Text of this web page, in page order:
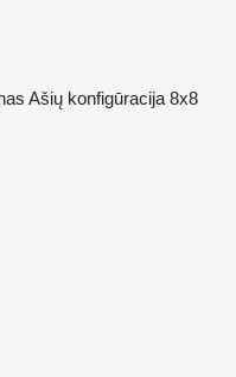
Ašių konfigūracija 8x8